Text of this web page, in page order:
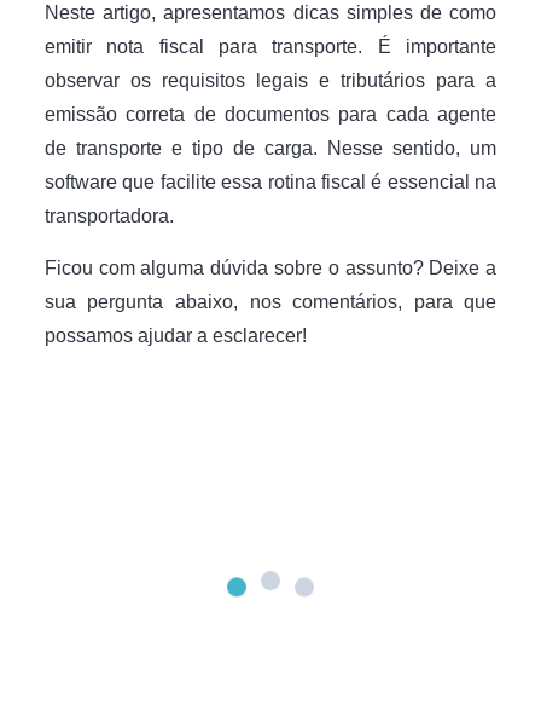
Neste artigo, apresentamos dicas simples de como
emitir nota fiscal para transporte. É importante
observar os requisitos legais e tributários para a
emissão correta de documentos para cada agente
de transporte e tipo de carga. Nesse sentido, um
software que facilite essa rotina fiscal é essencial na
transportadora.
Ficou com alguma dúvida sobre o assunto? Deixe a
sua pergunta abaixo, nos comentários, para que
possamos ajudar a esclarecer!